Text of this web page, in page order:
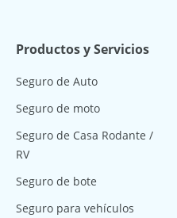
Productos y Servicios
Seguro de Auto
Seguro de moto
Seguro de Casa Rodante /
RV
Seguro de bote
Seguro para vehículos